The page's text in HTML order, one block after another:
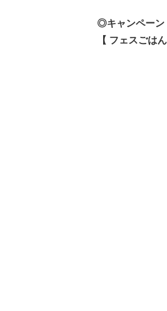
◎キャンペーン
【 フェスごは